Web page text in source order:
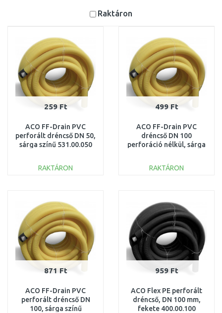
Raktáron
259 Ft
ACO FF-Drain PVC
perforált dréncső DN 50,
sárga színű 531.00.050
RAKTÁRON
499 Ft
ACO FF-Drain PVC
dréncső DN 100
perforáció nélkül, sárga
RAKTÁRON
871 Ft
ACO FF-Drain PVC
perforált dréncső DN
100, sárga színű
959 Ft
ACO Flex PE perforált
dréncső, DN 100 mm,
fekete 400.00.100